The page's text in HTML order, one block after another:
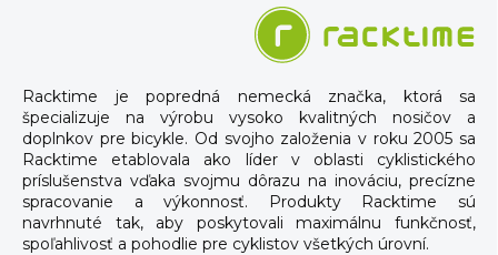
Racktime je popredná nemecká značka, ktorá sa
špecializuje na výrobu vysoko kvalitných nosičov a
doplnkov pre bicykle. Od svojho založenia v roku 2005 sa
Racktime etablovala ako líder v oblasti cyklistického
príslušenstva vďaka svojmu dôrazu na inováciu, precízne
spracovanie a výkonnosť. Produkty Racktime sú
navrhnuté tak, aby poskytovali maximálnu funkčnosť,
spoľahlivosť a pohodlie pre cyklistov všetkých úrovní.